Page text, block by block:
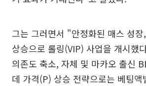
그는 그러면서 "안정화된 매스 성
상승으로 롤링(VIP) 사업을 개시했
의존도 축소, 자체 및 마카오 출신
데 가격(P) 상승 전략으로는 베팅액